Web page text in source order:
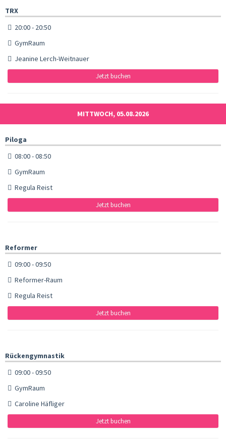
TRX
20:00 - 20:50
GymRaum
Jeanine Lerch-Weitnauer
Jetzt buchen
MITTWOCH, 05.08.2026
Piloga
08:00 - 08:50
GymRaum
Regula Reist
Jetzt buchen
Reformer
09:00 - 09:50
Reformer-Raum
Regula Reist
Jetzt buchen
Rückengymnastik
09:00 - 09:50
GymRaum
Caroline Häfliger
Jetzt buchen